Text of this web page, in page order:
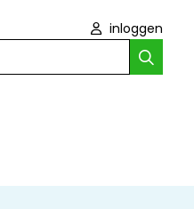
inloggen